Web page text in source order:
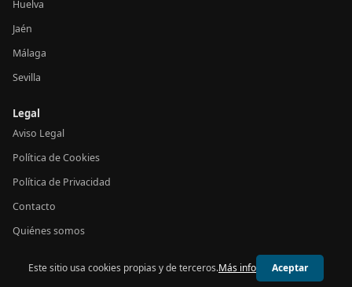
Huelva
Jaén
Málaga
Sevilla
Legal
Aviso Legal
Política de Cookies
Política de Privacidad
Contacto
Quiénes somos
© 2026 24h Andalucía
Este sitio usa cookies propias y de terceros.Más info Aceptar